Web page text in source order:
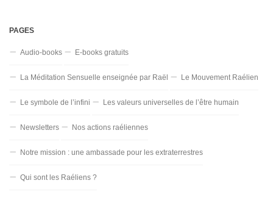
PAGES
Audio-books E-books gratuits
La Méditation Sensuelle enseignée par Raël Le Mouvement Raélien
Le symbole de l’infini Les valeurs universelles de l’être humain
Newsletters Nos actions raéliennes
Notre mission : une ambassade pour les extraterrestres
Qui sont les Raéliens ?